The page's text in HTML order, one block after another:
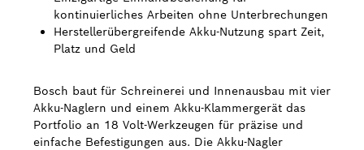
kontinuierliches Arbeiten ohne Unterbrechungen
Herstellerübergreifende Akku-Nutzung spart Zeit,
Platz und Geld
Bosch baut für Schreinerei und Innenausbau mit vier
Akku-Naglern und einem Akku-Klammergerät das
Portfolio an 18 Volt-Werkzeugen für präzise und
einfache Befestigungen aus. Die Akku-Nagler